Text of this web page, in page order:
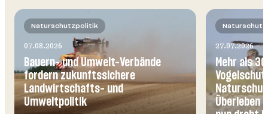
Naturschutzpolitik
07.08.2026
Bauern- und Umwelt-Verbände
fordern zukunftssichere
Landwirtschafts- und
Umweltpolitik
27.07.2026
Mehr als
Überleben